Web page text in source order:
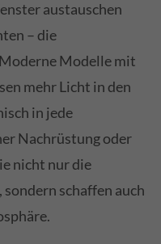
austauschen
– die
Modelle mit
mehr Licht in den
in jede
Nachrüstung oder
nicht nur die
schaffen auch